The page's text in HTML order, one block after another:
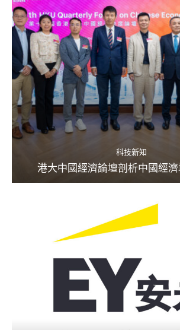
科技新知
港大中國經濟論壇剖析中國經